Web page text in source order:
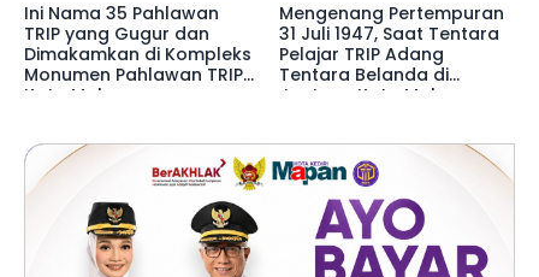
Ini Nama 35 Pahlawan
TRIP yang Gugur dan
Dimakamkan di Kompleks
Monumen Pahlawan TRIP
Kota Malang
Mengenang Pertempuran
31 Juli 1947, Saat Tentara
Pelajar TRIP Adang
Tentara Belanda di
Jantung Kota Malang